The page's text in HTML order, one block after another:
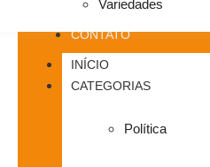
Variedades
CONTATO
INÍCIO
CATEGORIAS
Política